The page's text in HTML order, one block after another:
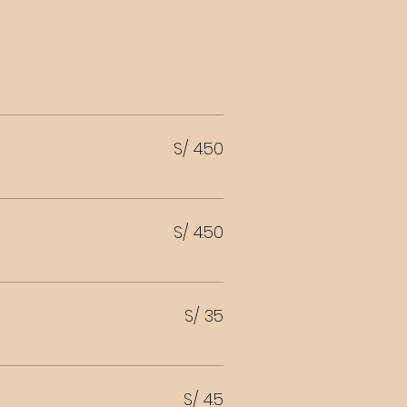
S/ 4.50
S/ 4.50
S/ 35
S/ 4.5